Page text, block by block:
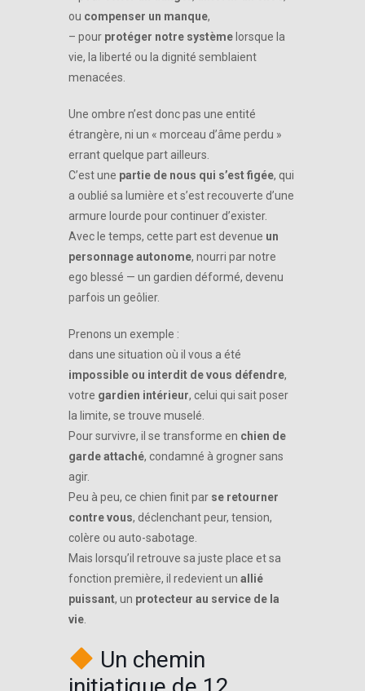
ou compenser un manque,
– pour protéger notre système lorsque la
vie, la liberté ou la dignité semblaient
menacées.
Une ombre n’est donc pas une entité
étrangère, ni un « morceau d’âme perdu »
errant quelque part ailleurs.
C’est une partie de nous qui s’est figée, qui
a oublié sa lumière et s’est recouverte d’une
armure lourde pour continuer d’exister.
Avec le temps, cette part est devenue un
personnage autonome, nourri par notre
ego blessé — un gardien déformé, devenu
parfois un geôlier.
Prenons un exemple :
dans une situation où il vous a été
impossible ou interdit de vous défendre,
votre gardien intérieur, celui qui sait poser
la limite, se trouve muselé.
Pour survivre, il se transforme en chien de
garde attaché, condamné à grogner sans
agir.
Peu à peu, ce chien finit par se retourner
contre vous, déclenchant peur, tension,
colère ou auto-sabotage.
Mais lorsqu’il retrouve sa juste place et sa
fonction première, il redevient un allié
puissant, un protecteur au service de la
vie
Un chemin